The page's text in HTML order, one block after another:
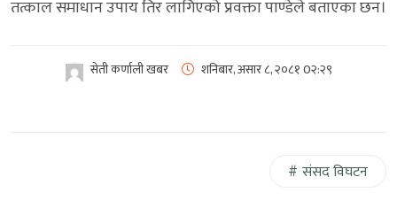
तत्काल समाधान उपाय तिर लागिएको प्रवक्ता पाण्डेले बताएका छन।
सेती कर्णाली खबर शनिबार, असार ८, २०८१0२:२९
संसद विघटन